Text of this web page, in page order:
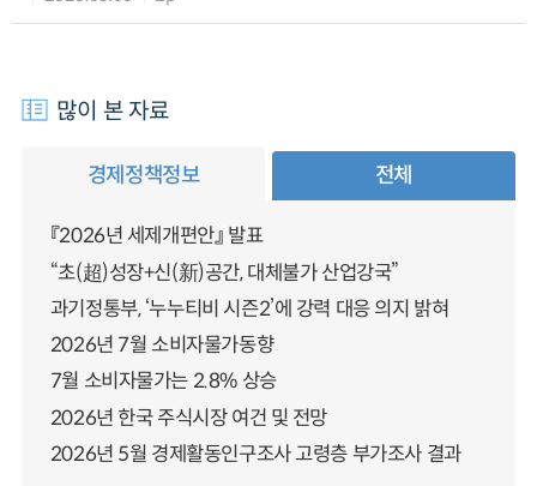
많이 본 자료
경제정책정보 전체
『2026년 세제개편안』 발표
“초(超)성장+신(新)공간, 대체불가 산업강국”
과기정통부, ‘누누티비 시즌2’에 강력 대응 의지 밝혀
2026년 7월 소비자물가동향
7월 소비자물가는 2.8% 상승
2026년 한국 주식시장 여건 및 전망
2026년 5월 경제활동인구조사 고령층 부가조사 결과